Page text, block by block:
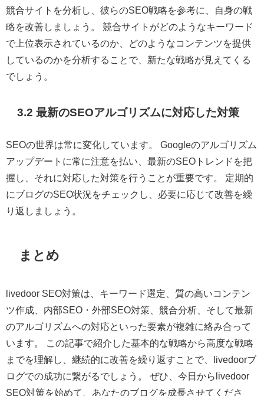
競合サイトを分析し、彼らのSEO戦略を参考に、自身の戦
略を改善しましょう。 競合サイトがどのようなキーワード
で上位表示されているのか、どのようなコンテンツを提供
しているのかを分析することで、新たな戦略が見えてくる
でしょう。
3.2 最新のSEOアルゴリズムに対応した対策
SEOの世界は常に変化しています。 Googleのアルゴリズム
アップデートに常に注意を払い、最新のSEOトレンドを把
握し、それに対応した対策を行うことが重要です。 定期的
にブログのSEO状況をチェックし、必要に応じて改善を繰
り返しましょう。
まとめ
livedoor SEO対策は、キーワード選定、質の高いコンテン
ツ作成、内部SEO・外部SEO対策、競合分析、そして最新
のアルゴリズムへの対応といった要素が複雑に絡み合って
います。 この記事で紹介した基本的な戦略から高度な戦略
までを理解し、継続的に改善を繰り返すことで、livedoorブ
ログでの成功に繋がるでしょう。 ぜひ、今日からlivedoor
SEO対策を始めて、あなたのブログを成長させてくださ